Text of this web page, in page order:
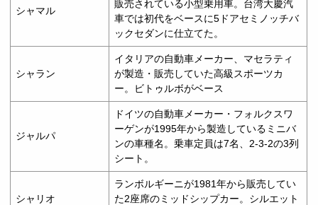
シャマル
販売されている小型乗用車。台湾大慶汽
車では初代をベースに5ドアセミノッチバ
ックセダンに仕立てた。
シャラン
イタリアの自動車メーカー、マセラティ
が製造・販売していた高級スポーツカ
ー。ビトゥルボがベース
ジャルパ
ドイツの自動車メーカー・フォルクスワ
ーゲンが1995年から製造しているミニバ
ンの車種名。乗車定員は7名、2-3-2の3列
シート。
シャリオ
ランボルギーニが1981年から販売してい
た2座席のミッドシップカー。シルエット